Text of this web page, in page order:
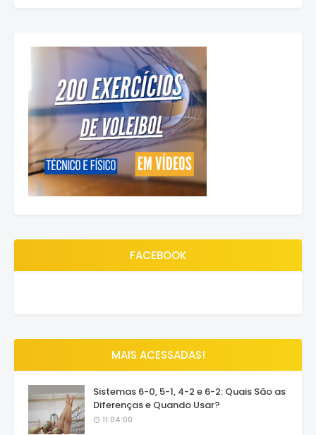
FACEBOOK
MAIS ACESSADAS!
Sistemas 6-0, 5-1, 4-2 e 6-2: Quais São as
Diferenças e Quando Usar?
11:04:00